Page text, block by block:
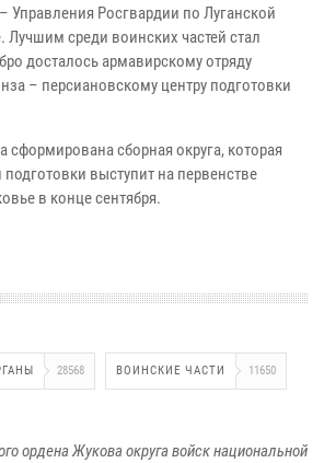
Управления Росгвардии по Луганской
Лучшим среди воинских частей стал
досталось армавирскому отряду
– персиановскому центру подготовки
сформирована сборная округа, которая
выступит на первенстве
в конце сентября.
28568 ВОИНСКИЕ ЧАСТИ 11650
ордена Жукова округа войск национальной